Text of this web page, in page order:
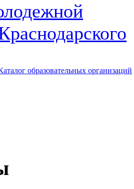
образовательных организаций